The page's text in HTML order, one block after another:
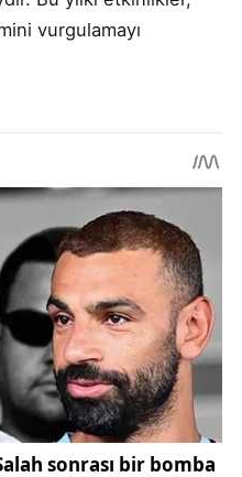
vurgulamayı